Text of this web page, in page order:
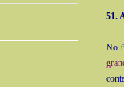
51.
No